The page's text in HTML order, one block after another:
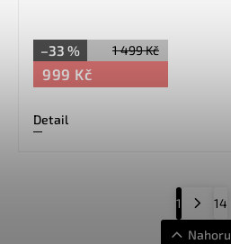
1 499 Kč
–33 %
999 Kč
Detail
1 14
Nahoru